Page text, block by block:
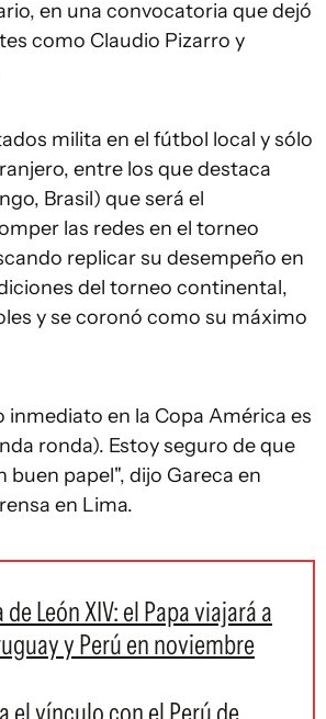
en una convocatoria que dejó
como Claudio Pizarro y
milita en el fútbol local y sólo
entre los que destaca
Brasil) que será el
las redes en el torneo
replicar su desempeño en
del torneo continental,
y se coronó como su máximo
inmediato en la Copa América es
ronda). Estoy seguro de que
buen papel", dijo Gareca en
en Lima.
León XIV: el Papa viajará a
y Perú en noviembre
el vínculo con el Perú de